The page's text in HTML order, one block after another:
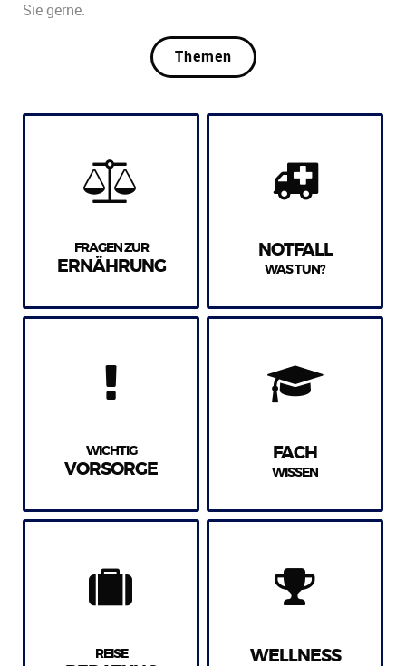
Sie gerne.
Themen
FRAGEN ZUR
ERNÄHRUNG
NOTFALL
WAS TUN?
WICHTIG
VORSORGE
FACH
WISSEN
REISE WELLNESS